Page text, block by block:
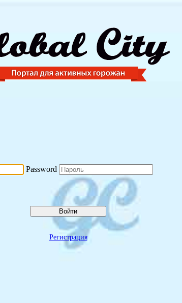
Password
Войти
Регистрация